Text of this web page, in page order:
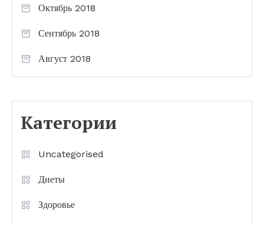
Октябрь 2018
Сентябрь 2018
Август 2018
Категории
Uncategorised
Диеты
Здоровье